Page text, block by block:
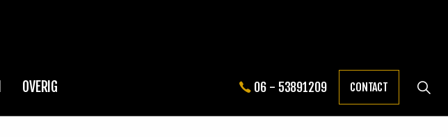
OVERIG 06 - 53891209 CONTACT